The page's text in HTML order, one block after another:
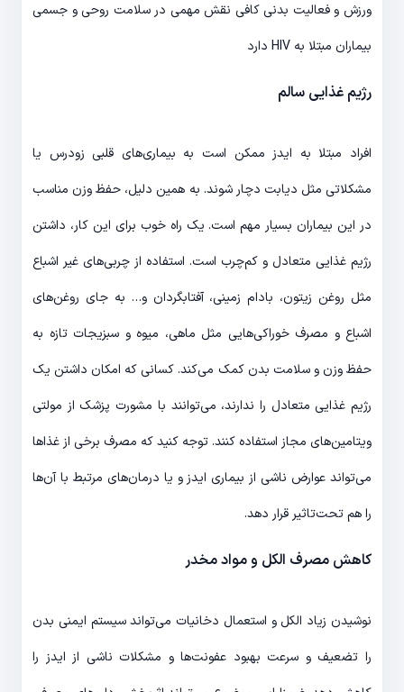
ورزش و فعالیت بدنی کافی نقش مهمی در سلامت روحی و جسمی
بیماران مبتلا به HIV دارد
رژیم غذایی سالم
افراد مبتلا به ایدز ممکن است به بیماری‌های قلبی زودرس یا
مشکلاتی مثل دیابت دچار شوند. به همین دلیل، حفظ وزن مناسب
در این بیماران بسیار مهم است. یک راه خوب برای این کار، داشتن
رژیم غذایی متعادل و کم‌چرب است. استفاده از چربی‌های غیر اشباع
مثل روغن زیتون، بادام زمینی، آفتابگردان و… به جای روغن‌های
اشباع و مصرف خوراکی‌هایی مثل ماهی، میوه و سبزیجات تازه به
حفظ وزن و سلامت بدن کمک می‌کند. کسانی که امکان داشتن یک
رژیم غذایی متعادل را ندارند، می‌توانند با مشورت پزشک از مولتی
ویتامین‌های مجاز استفاده کنند. توجه کنید که مصرف برخی از غذاها
می‌تواند عوارض ناشی از بیماری ایدز و یا درمان‌های مرتبط با آن‌ها
را هم تحت‌تاثیر قرار دهد.
کاهش مصرف الکل و مواد مخدر
نوشیدن زیاد الکل و استعمال دخانیات می‌تواند سیستم ایمنی بدن
را تضعیف و سرعت بهبود عفونت‌ها و مشکلات ناشی از ایدز را